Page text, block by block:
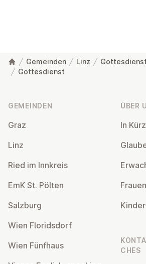
Gemeinden Linz
Gottesdienst
GEMEINDEN
Graz
Linz
Ried im Innkreis
EmK St. Pölten
Salzburg
Wien Flo­rids­dorf
Wien Fünfhaus
ÜBER
In
CHES